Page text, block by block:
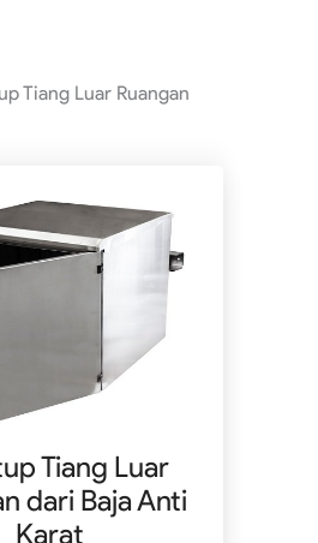
Tiang Luar Ruangan
Tiang Luar
dari Baja Anti
Karat